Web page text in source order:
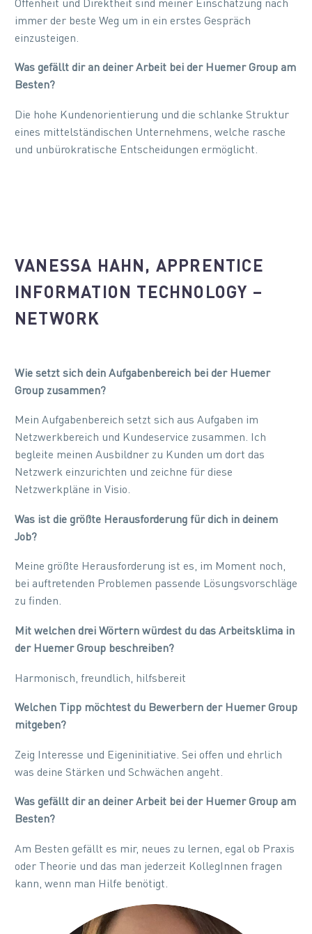
immer der beste Weg um in ein erstes Gespräch
einzusteigen.
Was gefällt dir an deiner Arbeit bei der Huemer Group am
Besten?
Die hohe Kundenorientierung und die schlanke Struktur
eines mittelständischen Unternehmens, welche rasche
und unbürokratische Entscheidungen ermöglicht.
VANESSA HAHN, APPRENTICE
INFORMATION TECHNOLOGY –
NETWORK
Wie setzt sich dein Aufgabenbereich bei der Huemer
Group zusammen?
Mein Aufgabenbereich setzt sich aus Aufgaben im
Netzwerkbereich und Kundeservice zusammen. Ich
begleite meinen Ausbildner zu Kunden um dort das
Netzwerk einzurichten und zeichne für diese
Netzwerkpläne in Visio.
Was ist die größte Herausforderung für dich in deinem
Job?
Meine größte Herausforderung ist es, im Moment noch,
bei auftretenden Problemen passende Lösungsvorschläge
zu finden.
Mit welchen drei Wörtern würdest du das Arbeitsklima in
der Huemer Group beschreiben?
Harmonisch, freundlich, hilfsbereit
Welchen Tipp möchtest du Bewerbern der Huemer Group
mitgeben?
Zeig Interesse und Eigeninitiative. Sei offen und ehrlich
was deine Stärken und Schwächen angeht.
Was gefällt dir an deiner Arbeit bei der Huemer Group am
Besten?
Am Besten gefällt es mir, neues zu lernen, egal ob Praxis
oder Theorie und das man jederzeit KollegInnen fragen
kann, wenn man Hilfe benötigt.